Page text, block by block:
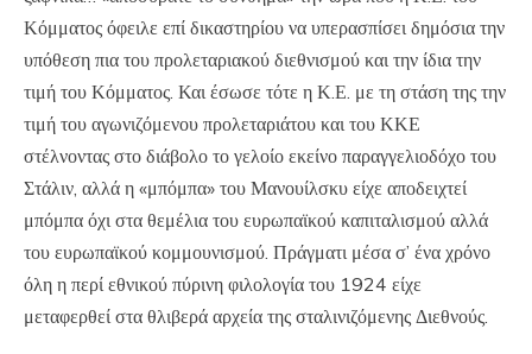
Κόμματος όφειλε επί δικαστηρίου να υπερασπίσει δημόσια την
υπόθεση πια του προλεταριακού διεθνισμού και την ίδια την
τιμή του Κόμματος. Και έσωσε τότε η Κ.Ε. με τη στάση της την
τιμή του αγωνιζόμενου προλεταριάτου και του ΚΚΕ
στέλνοντας στο διάβολο το γελοίο εκείνο παραγγελιοδόχο του
Στάλιν, αλλά η «μπόμπα» του Μανουίλσκυ είχε αποδειχτεί
μπόμπα όχι στα θεμέλια του ευρωπαϊκού καπιταλισμού αλλά
του ευρωπαϊκού κομμουνισμού. Πράγματι μέσα σ’ ένα χρόνο
όλη η περί εθνικού πύρινη φιλολογία του 1924 είχε
μεταφερθεί στα θλιβερά αρχεία της σταλινιζόμενης Διεθνούς.